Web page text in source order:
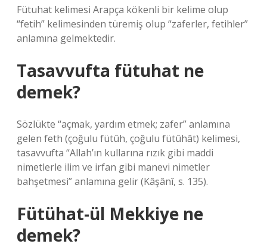
Fütuhat kelimesi Arapça kökenli bir kelime olup
“fetih” kelimesinden türemiş olup “zaferler, fetihler”
anlamına gelmektedir.
Tasavvufta fütuhat ne
demek?
Sözlükte “açmak, yardım etmek; zafer” anlamına
gelen feth (çoğulu fütûh, çoğulu fütûhât) kelimesi,
tasavvufta “Allah’ın kullarına rızık gibi maddi
nimetlerle ilim ve irfan gibi manevi nimetler
bahşetmesi” anlamına gelir (Kâşânî, s. 135).
Fütühat-ül Mekkiye ne
demek?